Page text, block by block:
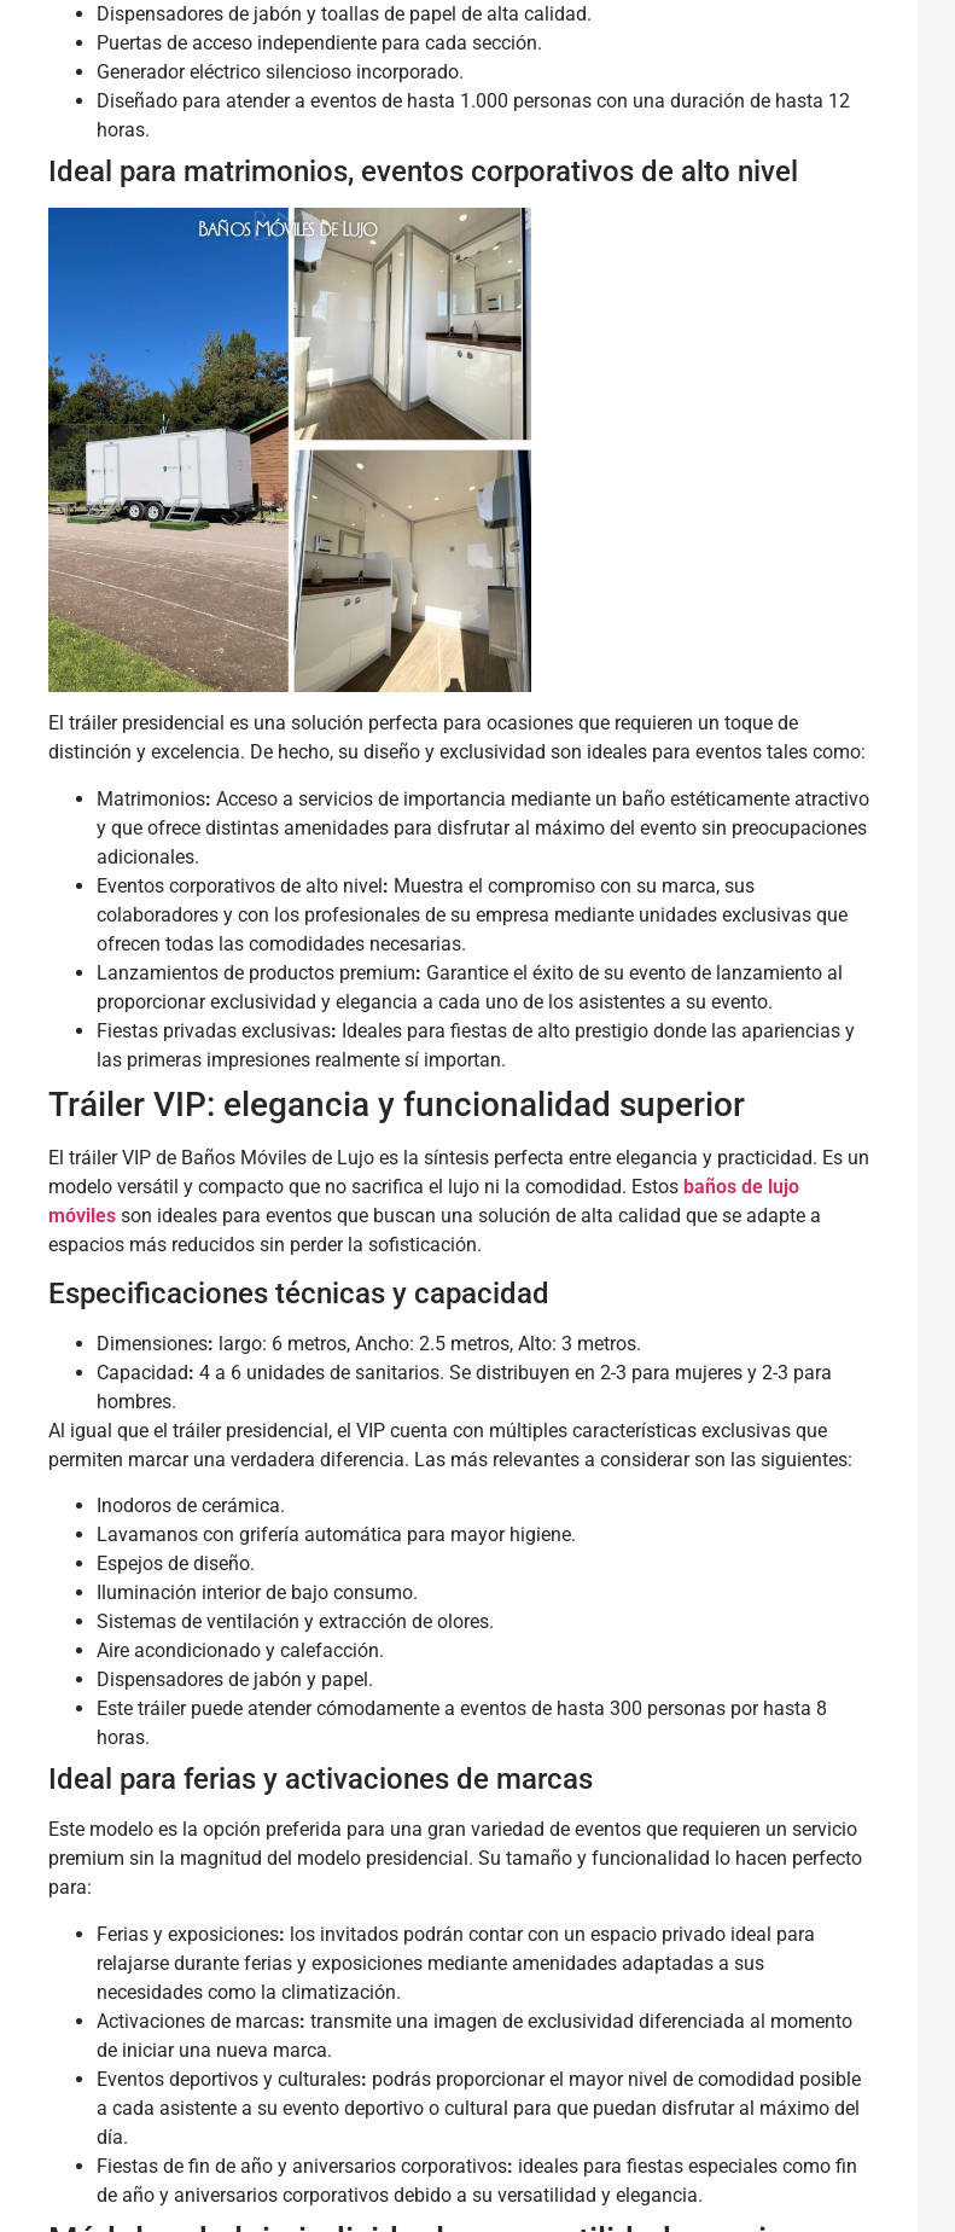
Dispensadores de jabón y toallas de papel de alta calidad.
Puertas de acceso independiente para cada sección.
Generador eléctrico silencioso incorporado.
Diseñado para atender a eventos de hasta 1.000 personas con una duración de hasta 12
horas.
Ideal para matrimonios, eventos corporativos de alto nivel
El tráiler presidencial es una solución perfecta para ocasiones que requieren un toque de
distinción y excelencia. De hecho, su diseño y exclusividad son ideales para eventos tales como:
Matrimonios: Acceso a servicios de importancia mediante un baño estéticamente atractivo
y que ofrece distintas amenidades para disfrutar al máximo del evento sin preocupaciones
adicionales.
Eventos corporativos de alto nivel: Muestra el compromiso con su marca, sus
colaboradores y con los profesionales de su empresa mediante unidades exclusivas que
ofrecen todas las comodidades necesarias.
Lanzamientos de productos premium: Garantice el éxito de su evento de lanzamiento al
proporcionar exclusividad y elegancia a cada uno de los asistentes a su evento.
Fiestas privadas exclusivas: Ideales para fiestas de alto prestigio donde las apariencias y
las primeras impresiones realmente sí importan.
Tráiler VIP: elegancia y funcionalidad superior
El tráiler VIP de Baños Móviles de Lujo es la síntesis perfecta entre elegancia y practicidad. Es un
modelo versátil y compacto que no sacrifica el lujo ni la comodidad. Estos baños de lujo
móviles son ideales para eventos que buscan una solución de alta calidad que se adapte a
espacios más reducidos sin perder la sofisticación.
Especificaciones técnicas y capacidad
Dimensiones: largo: 6 metros, Ancho: 2.5 metros, Alto: 3 metros.
Capacidad: 4 a 6 unidades de sanitarios. Se distribuyen en 2-3 para mujeres y 2-3 para
hombres.
Al igual que el tráiler presidencial, el VIP cuenta con múltiples características exclusivas que
permiten marcar una verdadera diferencia. Las más relevantes a considerar son las siguientes:
Inodoros de cerámica.
Lavamanos con grifería automática para mayor higiene.
Espejos de diseño.
Iluminación interior de bajo consumo.
Sistemas de ventilación y extracción de olores.
Aire acondicionado y calefacción.
Dispensadores de jabón y papel.
Este tráiler puede atender cómodamente a eventos de hasta 300 personas por hasta 8
horas.
Ideal para ferias y activaciones de marcas
Este modelo es la opción preferida para una gran variedad de eventos que requieren un servicio
premium sin la magnitud del modelo presidencial. Su tamaño y funcionalidad lo hacen perfecto
para:
Ferias y exposiciones: los invitados podrán contar con un espacio privado ideal para
relajarse durante ferias y exposiciones mediante amenidades adaptadas a sus
necesidades como la climatización.
Activaciones de marcas: transmite una imagen de exclusividad diferenciada al momento
de iniciar una nueva marca.
Eventos deportivos y culturales: podrás proporcionar el mayor nivel de comodidad posible
a cada asistente a su evento deportivo o cultural para que puedan disfrutar al máximo del
día.
Fiestas de fin de año y aniversarios corporativos: ideales para fiestas especiales como fin
de año y aniversarios corporativos debido a su versatilidad y elegancia.